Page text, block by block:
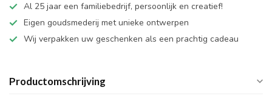
Al 25 jaar een familiebedrijf, persoonlijk en creatief!
Eigen goudsmederij met unieke ontwerpen
Wij verpakken uw geschenken als een prachtig cadeau
Productomschrijving